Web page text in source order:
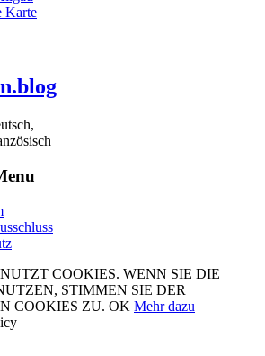
Karte
COOKIES. WENN SIE DIE
STIMMEN SIE DER
COOKIES ZU. OK Mehr dazu